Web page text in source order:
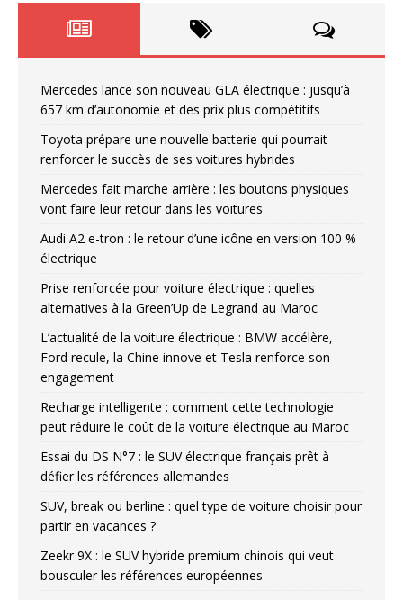
Mercedes lance son nouveau GLA électrique : jusqu’à
657 km d’autonomie et des prix plus compétitifs
Toyota prépare une nouvelle batterie qui pourrait
renforcer le succès de ses voitures hybrides
Mercedes fait marche arrière : les boutons physiques
vont faire leur retour dans les voitures
Audi A2 e-tron : le retour d’une icône en version 100 %
électrique
Prise renforcée pour voiture électrique : quelles
alternatives à la Green’Up de Legrand au Maroc
L’actualité de la voiture électrique : BMW accélère,
Ford recule, la Chine innove et Tesla renforce son
engagement
Recharge intelligente : comment cette technologie
peut réduire le coût de la voiture électrique au Maroc
Essai du DS N°7 : le SUV électrique français prêt à
défier les références allemandes
SUV, break ou berline : quel type de voiture choisir pour
partir en vacances ?
Zeekr 9X : le SUV hybride premium chinois qui veut
bousculer les références européennes